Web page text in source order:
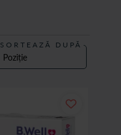
SORTEAZĂ DUPĂ